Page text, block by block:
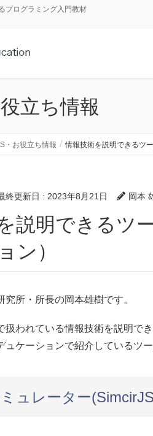
プログラミング入門教材
立ち情報
・お役立ち情報 情報技術を説明できるツ
終更新日 : 2023年8月21日 岡本
ン）
究所・所長の岡本雄樹です。
扱われている情報技術を説明で
ュケーションで紹介しているツ
ュレーター